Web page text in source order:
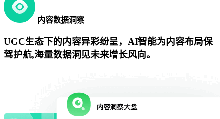
内容数据洞察
UGC生态下的内容异彩纷呈，AI智能为内容布局保
驾护航,海量数据洞见未来增长风向。